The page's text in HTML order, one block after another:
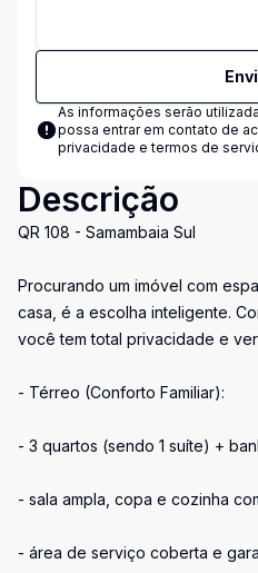
As informações serão
possa entrar em contato de
privacidade e termos de
Descrição
QR 108 - Samambaia Sul
Procurando um imóvel com
casa, é a escolha inteligente.
você tem total privacidade e
- Térreo (Conforto Familiar):
- 3 quartos (sendo 1 suíte) +
- sala ampla, copa e cozinha
- área de serviço coberta e